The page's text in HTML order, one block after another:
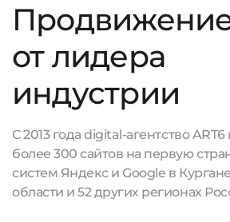
от лидера
индустрии
С 2013 года digital-агентство
более 300 сайтов на первую
систем Яндекс и Google в
области и 52 других регионах